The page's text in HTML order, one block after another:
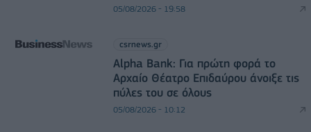
05/08/2026 - 19:58
csrnews.gr
Alpha Bank: Για πρώτη φορά το
Αρχαίο Θέατρο Επιδαύρου άνοιξε τις
πύλες του σε όλους
05/08/2026 - 10:12